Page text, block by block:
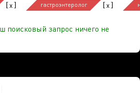
[x] гастроэнтеролог [x]
поисковый запрос ничего не